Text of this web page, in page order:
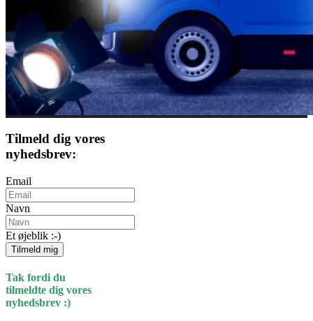
Tilmeld dig vores
nyhedsbrev:
Email
Navn
Et øjeblik :-)
Tilmeld mig
Tak fordi du
tilmeldte dig vores
nyhedsbrev :)